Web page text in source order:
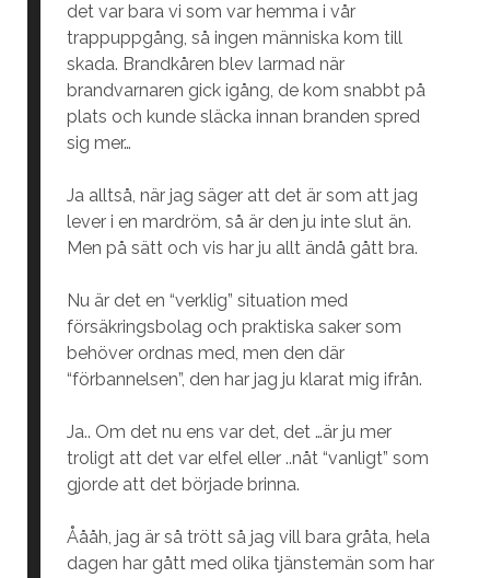
det var bara vi som var hemma i vår
trappuppgång, så ingen människa kom till
skada. Brandkåren blev larmad när
brandvarnaren gick igång, de kom snabbt på
plats och kunde släcka innan branden spred
sig mer…
Ja alltså, när jag säger att det är som att jag
lever i en mardröm, så är den ju inte slut än.
Men på sätt och vis har ju allt ändå gått bra.
Nu är det en “verklig” situation med
försäkringsbolag och praktiska saker som
behöver ordnas med, men den där
“förbannelsen”, den har jag ju klarat mig ifrån.
Ja.. Om det nu ens var det, det …är ju mer
troligt att det var elfel eller ..nåt “vanligt” som
gjorde att det började brinna.
Åååh, jag är så trött så jag vill bara gråta, hela
dagen har gått med olika tjänstemän som har